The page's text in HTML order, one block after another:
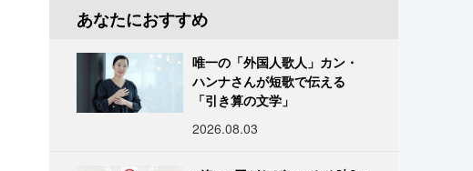
あなたにおすすめ
唯一の「外国人歌人」カン・
ハンナさんが短歌で伝える
「引き算の文学」
2026.08.03